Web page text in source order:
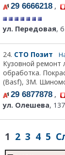
29 6666218 ,
ул. Передовая,
24. СТО Позит
Кузовной ремонт
обработка.
(Basf), 3М.
29 6877878 ,
ул. Олешева,
1 2 3 4 5